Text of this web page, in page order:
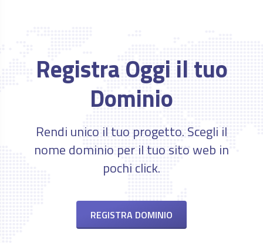
Registra Oggi il tuo
Dominio
Rendi unico il tuo progetto. Scegli il
nome dominio per il tuo sito web in
pochi click.
REGISTRA DOMINIO